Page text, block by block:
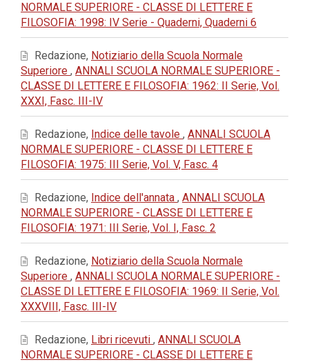
NORMALE SUPERIORE - CLASSE DI LETTERE E
FILOSOFIA: 1998: IV Serie - Quaderni, Quaderni 6
Redazione, Notiziario della Scuola Normale
Superiore , ANNALI SCUOLA NORMALE SUPERIORE -
CLASSE DI LETTERE E FILOSOFIA: 1962: II Serie, Vol.
XXXI, Fasc. III-IV
Redazione, Indice delle tavole , ANNALI SCUOLA
NORMALE SUPERIORE - CLASSE DI LETTERE E
FILOSOFIA: 1975: III Serie, Vol. V, Fasc. 4
Redazione, Indice dell'annata , ANNALI SCUOLA
NORMALE SUPERIORE - CLASSE DI LETTERE E
FILOSOFIA: 1971: III Serie, Vol. I, Fasc. 2
Redazione, Notiziario della Scuola Normale
Superiore , ANNALI SCUOLA NORMALE SUPERIORE -
CLASSE DI LETTERE E FILOSOFIA: 1969: II Serie, Vol.
XXXVIII, Fasc. III-IV
Redazione, Libri ricevuti , ANNALI SCUOLA
NORMALE SUPERIORE - CLASSE DI LETTERE E